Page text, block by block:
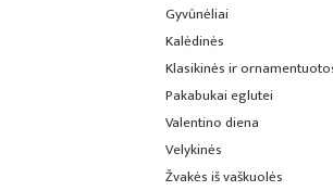
gyvūnėliai
kalėdinės
klasikinės ir
pakabukai eglutei
valentino diena
velykinės
žvakės iš vaškuolės